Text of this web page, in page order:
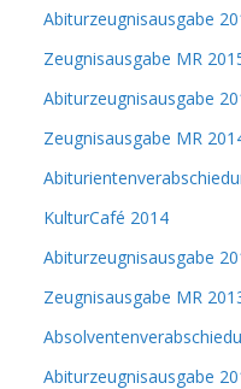
Abiturzeugnisausgabe
Zeugnisausgabe MR
Abiturzeugnisausgabe
Zeugnisausgabe MR
KulturCafé 2014
Abiturzeugnisausgabe
Zeugnisausgabe MR
Abiturzeugnisausgabe